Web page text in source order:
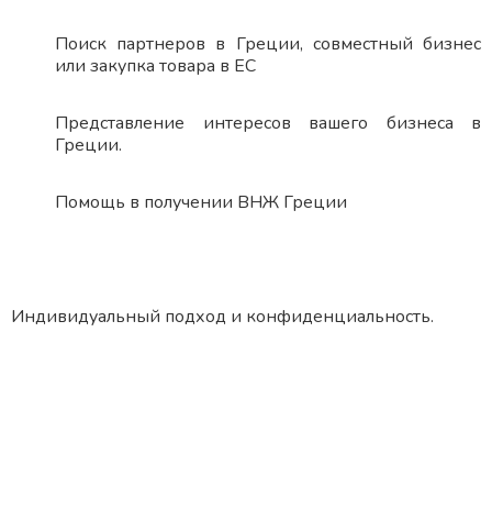
Поиск партнеров в Греции, совместный бизнес
или закупка товара в ЕС
Представление интересов вашего бизнеса в
Греции.
Помощь в получении ВНЖ Греции
Индивидуальный подход и конфиденциальность.